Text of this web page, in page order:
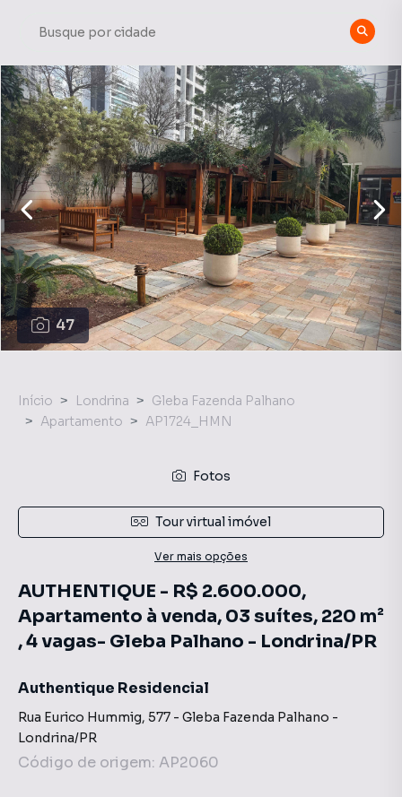
47
Início Londrina
Gleba Fazenda Palhano
Apartamento
AP1724_HMN
Fotos
Tour virtual imóvel
Ver mais opções
AUTHENTIQUE - R$ 2.600.000,
Apartamento à venda, 03 suítes, 220 m²
, 4 vagas- Gleba Palhano - Londrina/PR
Authentique Residencial
Rua Eurico Hummig, 577 - Gleba Fazenda Palhano -
Londrina/PR
Código de origem: AP2060